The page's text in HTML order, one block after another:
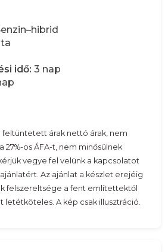
idő: 3 nap
feltüntetett árak nettó árak, nem
27%-os ÁFA-t, nem minősülnek
vegye fel velünk a kapcsolatot
Az ajánlat a készlet erejéig
felszereltsége a fent említettektől
letétköteles. A kép csak illusztráció.